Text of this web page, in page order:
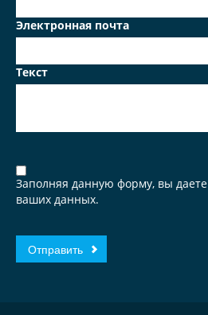
Электронная почта
Текст
Заполняя данную форму, вы даете
ваших данных.